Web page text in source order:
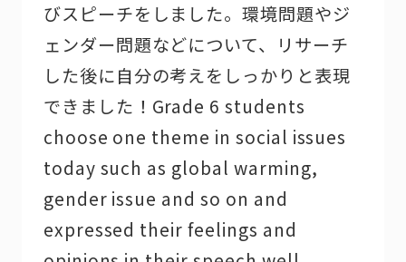
びスピーチをしました。環境問題やジ
ェンダー問題などについて、リサーチ
した後に自分の考えをしっかりと表現
できました！Grade 6 students
choose one theme in social issues
today such as global warming,
gender issue and so on and
expressed their feelings and